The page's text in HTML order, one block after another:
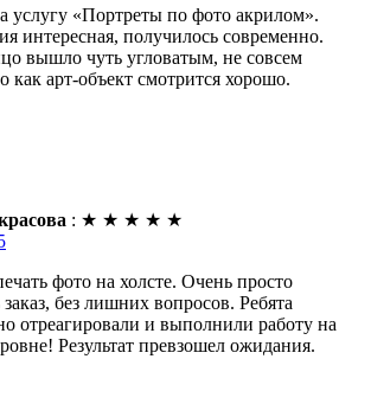
услугу «Портреты по фото акрилом».
интересная, получилось современно.
вышло чуть угловатым, не совсем
как арт-объект смотрится хорошо.
: ★ ★ ★ ★ ★
фото на холсте. Очень просто
без лишних вопросов. Ребята
отреагировали и выполнили работу на
Результат превзошел ожидания.